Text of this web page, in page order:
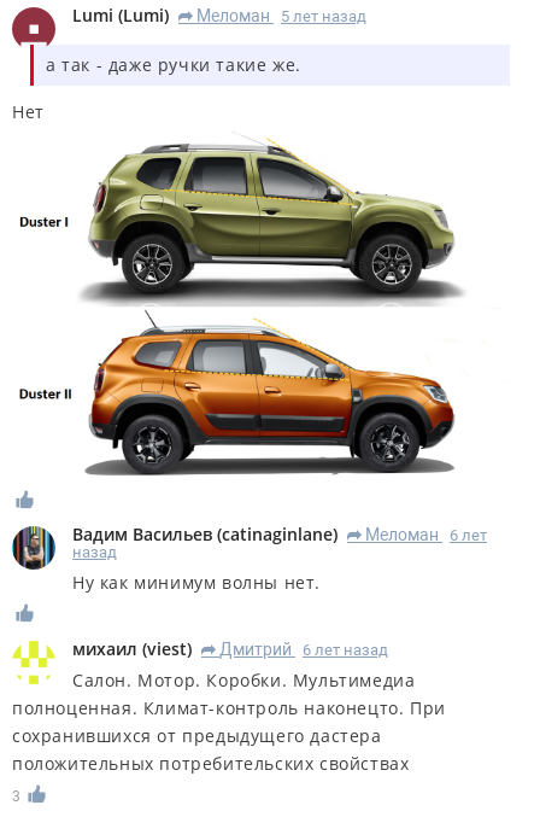
Lumi (Lumi) R Меломан 5 лет назад
а так - даже ручки такие же.
Нет
Вадим Васильев (catinaginlane) R Меломан
6 лет
назад
Ну как минимум волны нет.
михаил (viest) R Дмитрий 6 лет назад
Салон. Мотор. Коробки. Мультимедиа
полноценная. Климат-контроль наконецто. При
сохранившихся от предыдущего дастера
положительных потребительских свойствах
3